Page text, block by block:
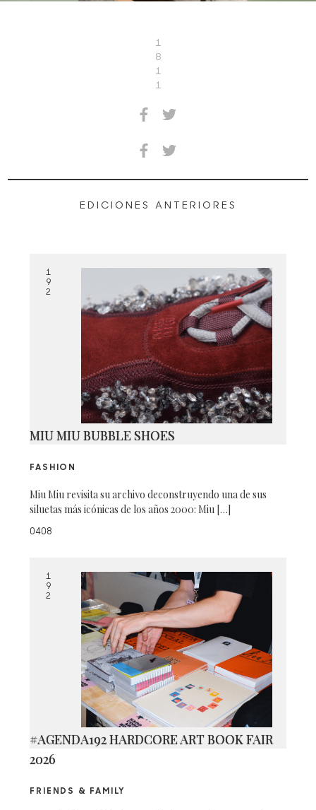
1
8
1
1
EDICIONES ANTERIORES
1
9
2
MIU MIU BUBBLE SHOES
FASHION
Miu Miu revisita su archivo deconstruyendo una de sus
siluetas más icónicas de los años 2000: Miu […]
0408
1
9
2
#AGENDA192 HARDCORE ART BOOK FAIR
2026
FRIENDS & FAMILY